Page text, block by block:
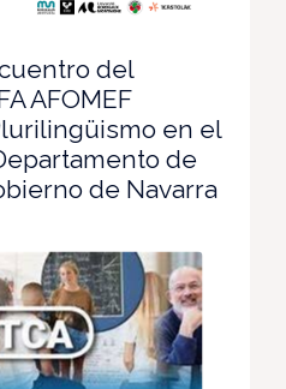
del
AFOMEF
en el
de
de Navarra